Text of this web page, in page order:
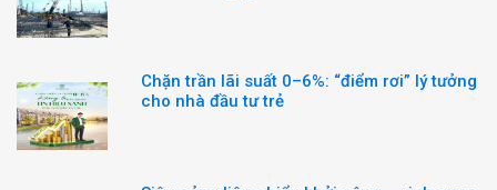
Chặn trần lãi suất 0–6%: “điểm rơi” lý tưởng
cho nhà đầu tư trẻ